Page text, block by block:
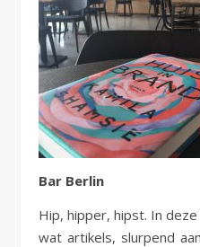
Bar Berlin
Hip, hipper, hipst. In deze
wat artikels, slurpend